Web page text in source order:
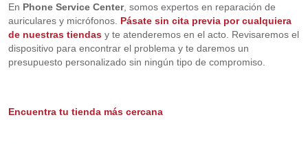
En Phone Service Center, somos expertos en reparación de
auriculares y micrófonos. Pásate sin cita previa por cualquiera
de nuestras tiendasy te atenderemos en el acto. Revisaremos el
dispositivo para encontrar el problema y te daremos un
presupuesto personalizado sin ningún tipo de compromiso.
Encuentra tu tienda más cercana